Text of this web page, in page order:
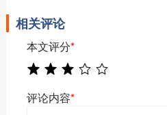
相关评论
本文评分*
评论内容*